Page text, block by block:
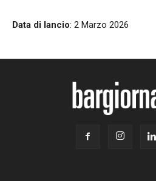
Data di lancio: 2 Marzo 2026